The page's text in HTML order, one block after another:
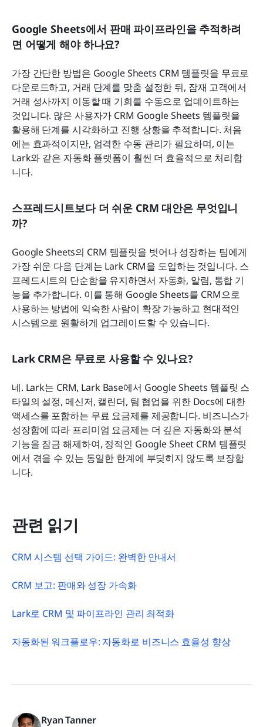
Google Sheets에서 판매 파이프라인을 추적하려
면 어떻게 해야 하나요?
가장 간단한 방법은 Google Sheets CRM 템플릿을 무료로
다운로드하고, 거래 단계를 맞춤 설정한 뒤, 잠재 고객에서
거래 성사까지 이동할 때 기회를 수동으로 업데이트하는
것입니다. 많은 사용자가 CRM Google Sheets 템플릿을
활용해 단계를 시각화하고 진행 상황을 추적합니다. 처음
에는 효과적이지만, 엄격한 수동 관리가 필요하며, 이는
Lark와 같은 자동화 플랫폼이 훨씬 더 효율적으로 처리합
니다.
스프레드시트보다 더 쉬운 CRM 대안은 무엇입니
까?
Google Sheets의 CRM 템플릿을 벗어나 성장하는 팀에게
가장 쉬운 다음 단계는 Lark CRM을 도입하는 것입니다. 스
프레드시트의 단순함을 유지하면서 자동화, 알림, 통합 기
능을 추가합니다. 이를 통해 Google Sheets를 CRM으로
사용하는 방법에 익숙한 사람이 확장 가능하고 현대적인
시스템으로 원활하게 업그레이드할 수 있습니다.
Lark CRM은 무료로 사용할 수 있나요?
네. Lark는 CRM, Lark Base에서 Google Sheets 템플릿 스
타일의 설정, 메신저, 캘린더, 팀 협업을 위한 Docs에 대한
액세스를 포함하는 무료 요금제를 제공합니다. 비즈니스가
성장함에 따라 프리미엄 요금제는 더 깊은 자동화와 분석
기능을 잠금 해제하여, 정적인 Google Sheet CRM 템플릿
에서 겪을 수 있는 동일한 한계에 부딪히지 않도록 보장합
니다.
관련 읽기
CRM 시스템 선택 가이드: 완벽한 안내서
CRM 보고: 판매와 성장 가속화
Lark로 CRM 및 파이프라인 관리 최적화
자동화된 워크플로우: 자동화로 비즈니스 효율성 향상
Ryan Tanner